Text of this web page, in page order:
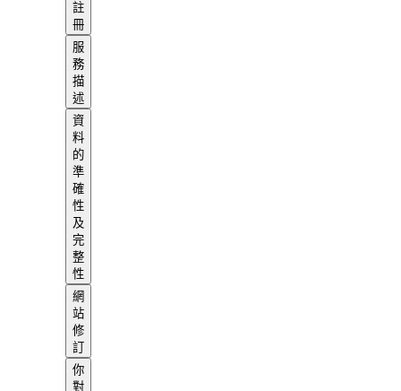
註
冊
服
務
描
述
資
料
的
準
確
性
及
完
整
性
網
站
修
訂
你
對